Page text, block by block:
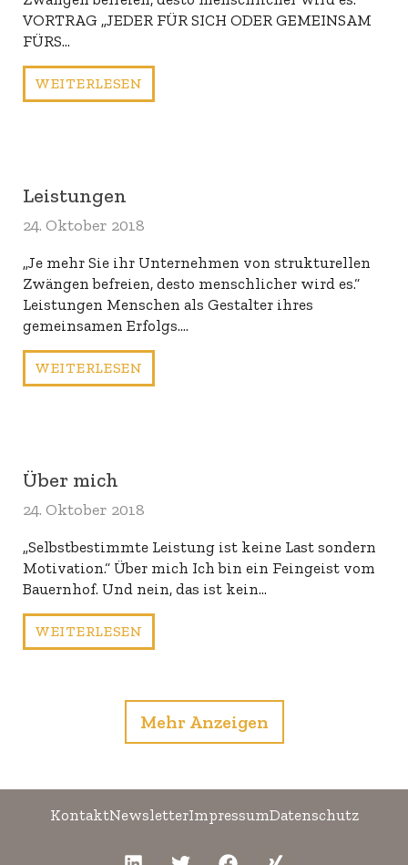
VORTRAG „JEDER FÜR SICH ODER GEMEINSAM
FÜRS…
WEITERLESEN
Leistungen
24. Oktober 2018
„Je mehr Sie ihr Unternehmen von strukturellen
Zwängen befreien, desto menschlicher wird es.“
Leistungen Menschen als Gestalter ihres
gemeinsamen Erfolgs.…
WEITERLESEN
Über mich
24. Oktober 2018
„Selbstbestimmte Leistung ist keine Last sondern
Motivation.“ Über mich Ich bin ein Feingeist vom
Bauernhof. Und nein, das ist kein…
WEITERLESEN
Mehr Anzeigen
KontaktNewsletterImpressumDatenschutz